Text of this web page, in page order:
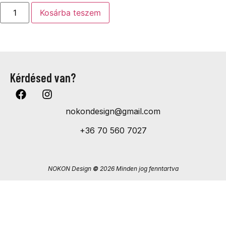
Kosárba teszem
Kérdésed van?
nokondesign@gmail.com
+36 70 560 7027
NOKON Design ©2026 Minden jog fenntartva